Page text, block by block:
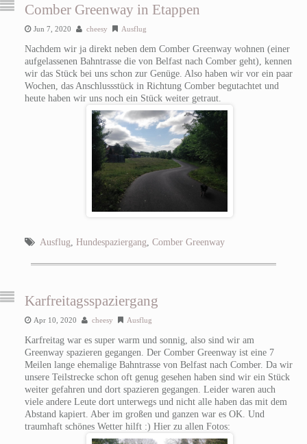
Comber Greenway in Etappen
Jun 7, 2020 cheesy Ausflug
Nachdem wir ja direkt neben dem Comber Greenway wohnen (einer
aufgelassenen Bahntrasse die von Belfast nach Comber geht), kennen
wir das Stück bei uns schon zur Genüge. Also haben wir vor ein paar
Wochen, das Anschlussstück in Richtung Comber begutachtet und
heute haben wir uns noch ein Stück weiter getraut.
Ausflug Hundespaziergang Comber Greenway
Karfreitagsspaziergang
Apr 10, 2020 cheesy Ausflug
Karfreitag war es super warm und sonnig, also sind wir am
Greenway spazieren gegangen. Der Comber Greenway ist eine 7
Meilen lange ehemalige Bahntrasse von Belfast nach Comber. Da wir
unsere Teilstrecke schon oft genug gesehen haben sind wir ein Stück
weiter gefahren und dort spazieren gegangen. Leider waren auch
viele andere Leute dort unterwegs und nicht alle haben das mit dem
Abstand kapiert. Aber im großen und ganzen war es OK. Und
traumhaft schönes Wetter hilft :) Hier zu allen Fotos: